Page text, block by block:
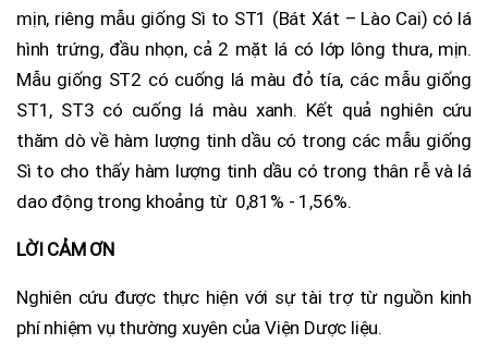
mịn, riêng mẫu giống Sì to ST1 (Bát Xát – Lào Cai) có lá
hình trứng, đầu nhọn, cả 2 mặt lá có lớp lông thưa, mịn.
Mẫu giống ST2 có cuống lá màu đỏ tía, các mẫu giống
ST1, ST3 có cuống lá màu xanh. Kết quả nghiên cứu
thăm dò về hàm lượng tinh dầu có trong các mẫu giống
Sì to cho thấy hàm lượng tinh dầu có trong thân rễ và lá
dao động trong khoảng từ 0,81% - 1,56%.
LỜI CẢM ƠN
Nghiên cứu được thực hiện với sự tài trợ từ nguồn kinh
phí nhiệm vụ thường xuyên của Viện Dược liệu.